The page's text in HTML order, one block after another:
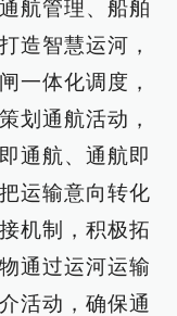
航管理、船舶
造智慧运河，
一体化调度，
划通航活动，
通航、通航即
运输意向转化
机制，积极拓
通过运河运输
活动，确保通